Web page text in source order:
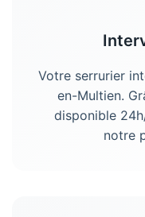
Votre serrurier
en-Multien.
disponible
notre